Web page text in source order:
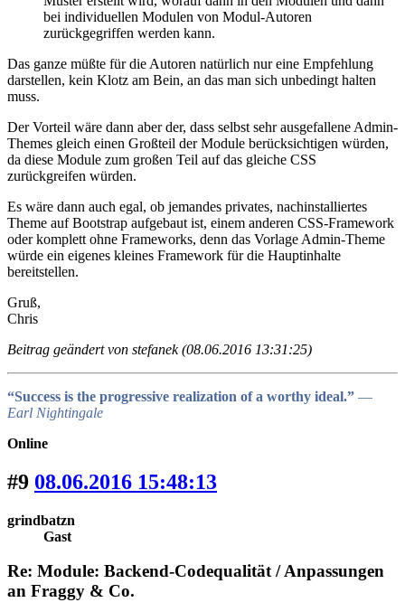
bei individuellen Modulen von Modul-Autoren
zurückgegriffen werden kann.
Das ganze müßte für die Autoren natürlich nur eine Empfehlung
darstellen, kein Klotz am Bein, an das man sich unbedingt halten
muss.
Der Vorteil wäre dann aber der, dass selbst sehr ausgefallene Admin-
Themes gleich einen Großteil der Module berücksichtigen würden,
da diese Module zum großen Teil auf das gleiche CSS
zurückgreifen würden.
Es wäre dann auch egal, ob jemandes privates, nachinstalliertes
Theme auf Bootstrap aufgebaut ist, einem anderen CSS-Framework
oder komplett ohne Frameworks, denn das Vorlage Admin-Theme
würde ein eigenes kleines Framework für die Hauptinhalte
bereitstellen.
Gruß,
Chris
Beitrag geändert von stefanek (08.06.2016 13:31:25)
“Success is the progressive realization of a worthy ideal.” ―
Earl Nightingale
Online
#9 08.06.2016 15:48:13
grindbatzn
Gast
Re: Module: Backend-Codequalität / Anpassungen
an Fraggy & Co.